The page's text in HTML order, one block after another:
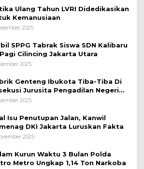
Ulang Tahun LVRI Didedikasikan
Kemanusiaan
2025
SPPG Tabrak Siswa SDN Kalibaru
Cilincing Jakarta Utara
2025
Genteng Ibukota Tiba-Tiba Di
Jurusita Pengadilan Negeri
Diduga Cacat Hukum Sejak
2025
Isu Penutupan Jalan, Kanwil
DKI Jakarta Luruskan Fakta
2025
Kurun Waktu 3 Bulan Polda
Metro Ungkap 1,14 Ton Narkoba